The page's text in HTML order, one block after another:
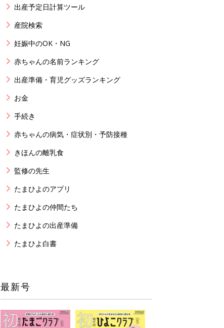
出産予定日計算ツール
産院検索
妊娠中のOK・NG
赤ちゃんの名前ランキング
出産準備・育児グッズランキング
お金
手続き
赤ちゃんの病気・症状別・予防接種
きほんの離乳食
監修の先生
たまひよのアプリ
たまひよの仲間たち
たまひよの出産準備
たまひよ白書
最新号